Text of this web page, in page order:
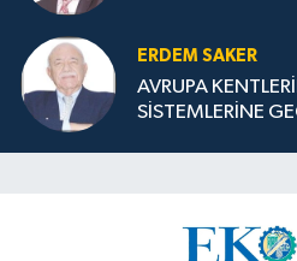
ERDEM SAKER
AVRUPA
SİSTEMLERİNE